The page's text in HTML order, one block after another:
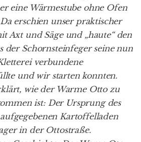
eine Wärmestube ohne Ofen
erschien unser praktischer
Axt und Säge und „haute“ den
der Schornsteinfeger seine nun
verbundene
und wir starten konnten.
wie der Warme Otto zu
ist: Der Ursprung des
Kartoffelladen
in der Ottostraße.